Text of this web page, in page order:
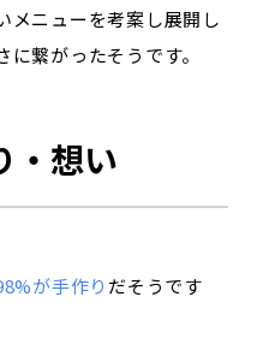
メニューを考案し展開し
繋がったそうです。
・想い
が手作り だそうです